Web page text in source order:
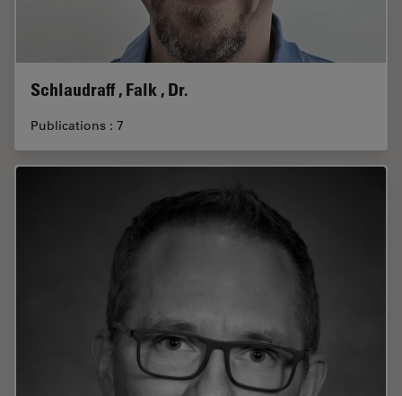
Schlaudraff , Falk , Dr.
Publications : 7